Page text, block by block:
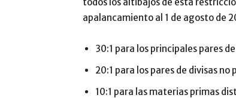
apalancamiento al 1 de agosto de
30:1 para los principales pares
20:1 para los pares de divisas
10:1 para las materias primas